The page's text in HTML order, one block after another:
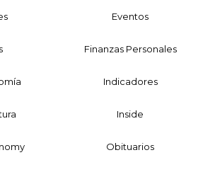
Eventos
Finanzas Personales
Indicadores
Inside
Obituarios